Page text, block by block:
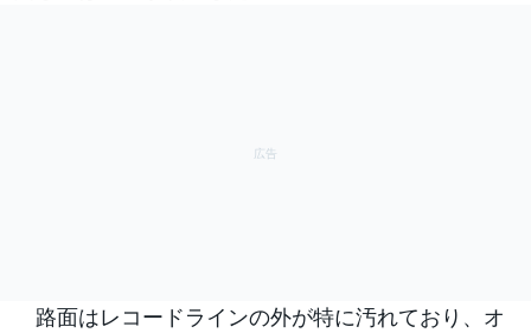
路面はレコードラインの外が特に汚れており、オ